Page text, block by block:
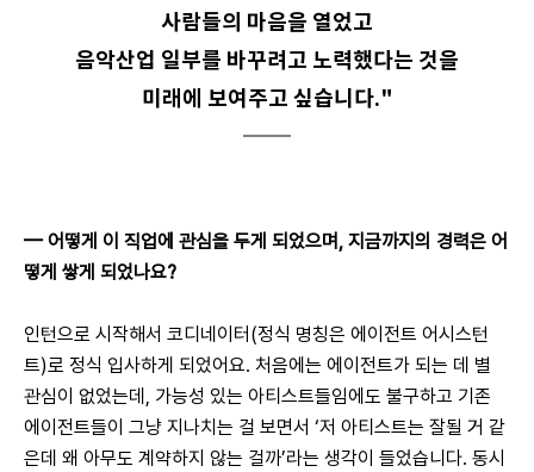
사람들의 마음을 열었고
음악산업 일부를 바꾸려고 노력했다는 것을
미래에 보여주고 싶습니다."
— 어떻게 이 직업에 관심을 두게 되었으며, 지금까지의 경력은 어
떻게 쌓게 되었나요?
인턴으로 시작해서 코디네이터(정식 명칭은 에이전트 어시스턴
트)로 정식 입사하게 되었어요. 처음에는 에이전트가 되는 데 별
관심이 없었는데, 가능성 있는 아티스트들임에도 불구하고 기존
에이전트들이 그냥 지나치는 걸 보면서 ‘저 아티스트는 잘될 거 같
은데 왜 아무도 계약하지 않는 걸까’라는 생각이 들었습니다. 동시